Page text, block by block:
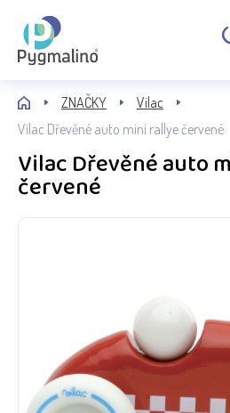
ZNAČKY
Vilac
Vilac Dřevěné auto mini rallye červené
Vilac Dřevěné auto
červené